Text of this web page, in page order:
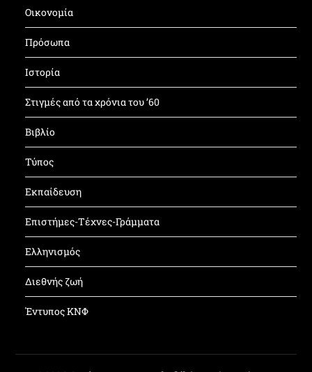
Οικονομία
Πρόσωπα
Ιστορία
Στιγμές από τα χρόνια του ’60
Βιβλίο
Τύπος
Εκπαίδευση
Επιστήμες-Τέχνες-Γράμματα
Ελληνισμός
Διεθνής ζωή
Έντυπος ΚΝΦ